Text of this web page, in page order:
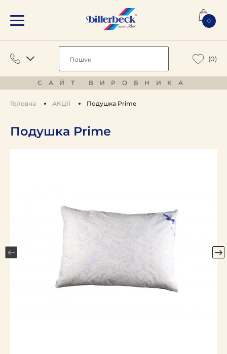
0
(0)
САЙТ ВИРОБНИКА
Головна АКЦІЇ Подушка Prime
Подушка Prime